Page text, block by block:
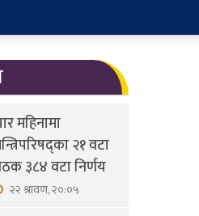
महिनामा
२१ वटा
३८४ वटा निर्णय
२२ श्रावण, २०:०५